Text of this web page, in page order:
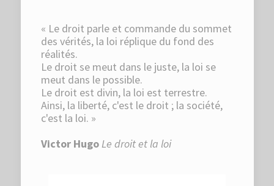
« Le droit parle et commande du sommet
des vérités, la loi réplique du fond des
réalités.
Le droit se meut dans le juste, la loi se
meut dans le possible.
Le droit est divin, la loi est terrestre.
Ainsi, la liberté, c'est le droit ; la société,
c'est la loi. »
Victor HugoLe droit et la loi